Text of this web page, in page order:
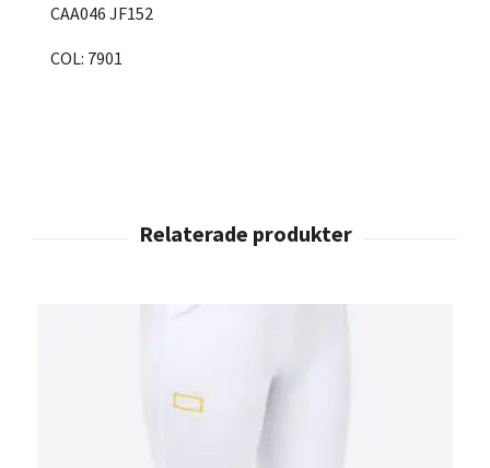
CAA046 JF152
COL: 7901